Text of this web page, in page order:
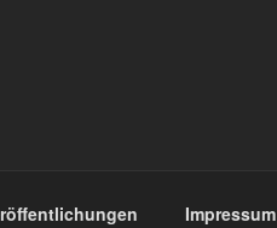
Impressum